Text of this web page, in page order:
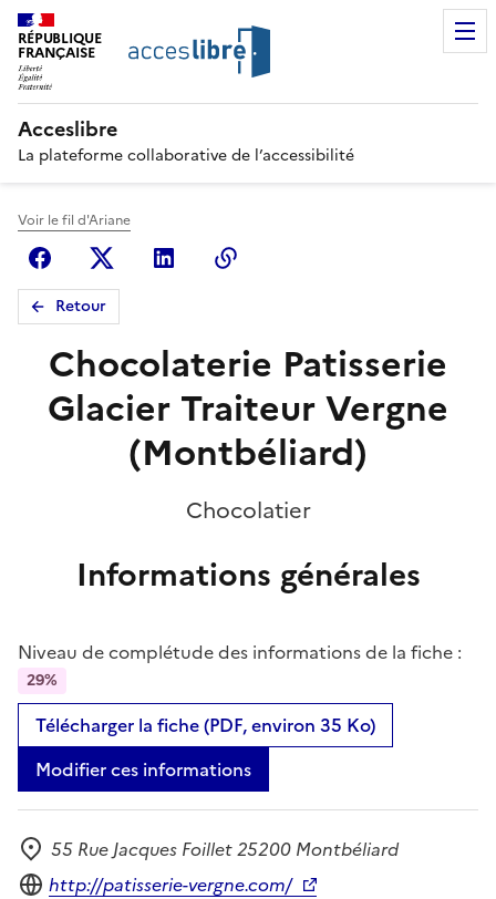
RÉPUBLIQUE
FRANÇAISE
Acceslibre
La plateforme collaborative de l’accessibilité
Voir le fil d'Ariane
FacebookX (anciennement Twitter)
Linkedin
Retour
Chocolaterie Patisserie
Glacier Traiteur Vergne
(Montbéliard)
Chocolatier
Informations générales
Niveau de complétude des informations de la fiche :
29%
Télécharger la fiche (PDF, environ 35 Ko)
Modifier ces informations
Adresse
55 Rue Jacques Foillet 25200 Montbéliard
Site internet
http://patisserie-vergne.com/